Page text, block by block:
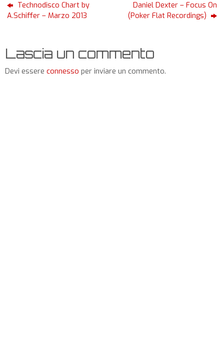
Technodisco Chart by
A.Schiffer – Marzo 2013
Daniel Dexter – Focus On
(Poker Flat Recordings)
Lascia un commento
Devi essere connesso per inviare un commento.